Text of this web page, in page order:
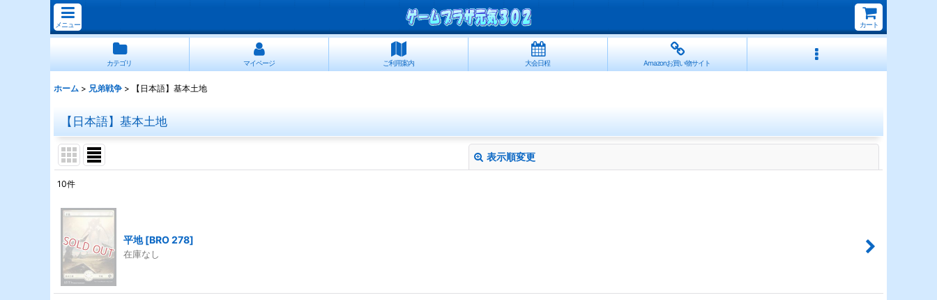
メニュー カート
カテゴリ マイページ ご利用案内 大会日程 Amazonお買い物サイト
ホーム > 兄弟戦争 > 【日本語】基本土地
【日本語】基本土地
表示順変更
並び順
10件
平地 [BRO 278]
在庫なし